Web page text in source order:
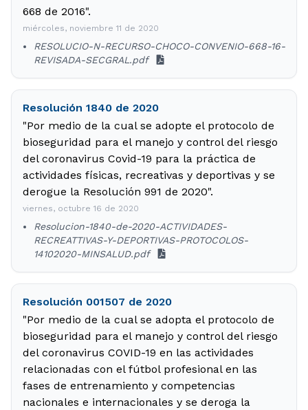
668 de 2016".
miércoles, noviembre 11 de 2020
RESOLUCIO-N-RECURSO-CHOCO-CONVENIO-668-16-
REVISADA-SECGRAL.pdf
Resolución 1840 de 2020
"Por medio de la cual se adopte el protocolo de
bioseguridad para el manejo y control del riesgo
del coronavirus Covid-19 para la práctica de
actividades físicas, recreativas y deportivas y se
derogue la Resolución 991 de 2020".
viernes, octubre 16 de 2020
Resolucion-1840-de-2020-ACTIVIDADES-
RECREATTIVAS-Y-DEPORTIVAS-PROTOCOLOS-
14102020-MINSALUD.pdf
Resolución 001507 de 2020
"Por medio de la cual se adopta el protocolo de
bioseguridad para el manejo y control del riesgo
del coronavirus COVID-19 en las actividades
relacionadas con el fútbol profesional en las
fases de entrenamiento y competencias
nacionales e internacionales y se deroga la